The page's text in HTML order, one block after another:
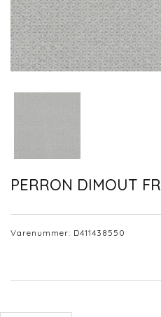
PERRON DIMOUT FR
Varenummer: D411438550